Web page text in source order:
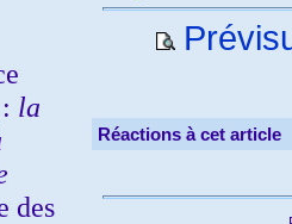
: la
des
Réactions à cet article